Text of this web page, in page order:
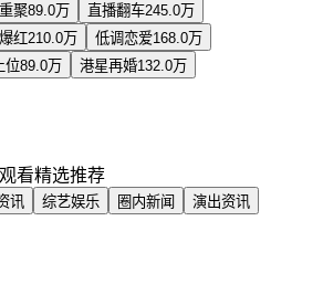
聚89.0万 直播翻车245.0万
红210.0万 低调恋爱168.0万
位89.0万 港星再婚132.0万
看精选推荐
讯 综艺娱乐 圈内新闻
演出资讯